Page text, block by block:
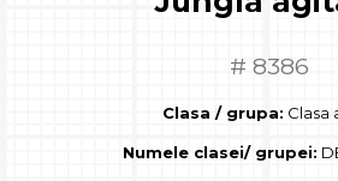
# 8386
Clasa / grupa: Clasa
Numele clasei/ grupei: